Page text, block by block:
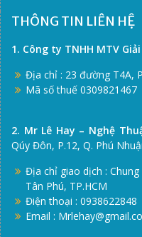
THÔNG TIN LIÊN HỆ
1. Công ty TNHH MTV
Địa chỉ : 23 đường T4A,
Mã số thuế 0309821467
2. Mr Lê Hay – Nghệ
Qúy Đôn, P.12, Q. Phú
Địa chỉ giao dịch :
Tân Phú, TP.HCM
Điện thoại : 0938622848
Email :